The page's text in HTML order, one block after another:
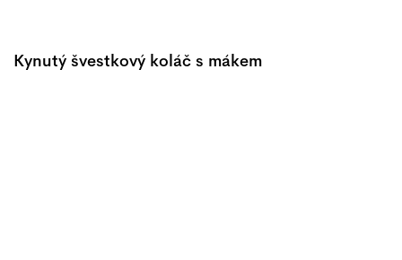
Kynutý švestkový koláč s mákem